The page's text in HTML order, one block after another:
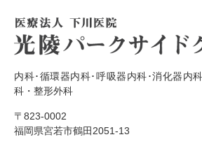
内科･循環器内科･呼吸器内科･消化器内
科・整形外科
〒823-0002
福岡県宮若市鶴田2051-13